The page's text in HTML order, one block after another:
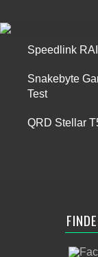
Speedlink
Snakebyte
Test
QRD Stellar